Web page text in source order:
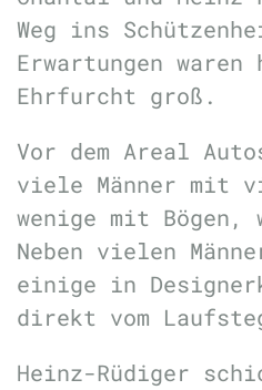
Weg ins
Erwartungen
Ehrfurcht groß.
Vor dem Areal
viele Männer mit
wenige mit Bögen,
Neben vielen
einige in
direkt vom
Heinz-Rüdiger